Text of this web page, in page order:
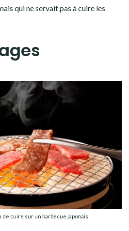
qui ne servait pas à cuire les
de cuire sur un barbecue japonais